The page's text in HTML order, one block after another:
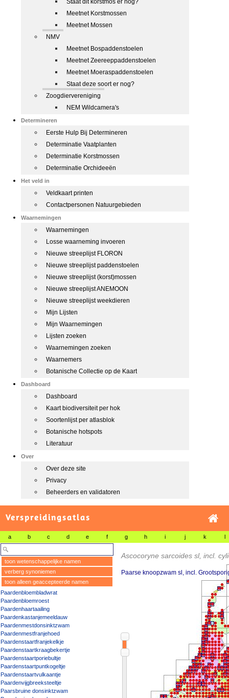
Staat dit korstmos er nog?
Meetnet Korstmossen
Meetnet Mossen
NMV
Meetnet Bospaddenstoelen
Meetnet Zeereeppaddenstoelen
Meetnet Moeraspaddenstoelen
Staat deze soort er nog?
Zoogdiervereniging
NEM Wildcamera's
Determineren
Eerste Hulp Bij Determineren
Determinatie Vaatplanten
Determinatie Korstmossen
Determinatie Orchideeën
Het veld in
Veldkaart printen
Contactpersonen Natuurgebieden
Waarnemingen
Waarnemingen
Losse waarneming invoeren
Nieuwe streeplijst FLORON
Nieuwe streeplijst paddenstoelen
Nieuwe streeplijst (korst)mossen
Nieuwe streeplijst ANEMOON
Nieuwe streeplijst weekdieren
Mijn Lijsten
Mijn Waarnemingen
Lijsten zoeken
Waarnemingen zoeken
Waarnemers
Botanische Collectie op de Kaart
Dashboard
Dashboard
Kaart biodiversiteit per hok
Soortenlijst per atlasblok
Botanische hotspots
Literatuur
Over
Over deze site
Privacy
Beheerders en validatoren
Verspreidingsatlas
a b c d e f g h i j k l
toon wetenschappelijke namen
verberg synoniemen
toon alleen geaccepteerde namen
Paardenbloembladwrat
Paardenbloemroest
Paardenhaartaailing
Paardenkastanjemeeldauw
Paardenmestdonsinktzwam
Paardenmestfranjehoed
Paardenstaartfranjekelkje
Paardenstaartkraagbekertje
Paardenstaartporiebultje
Paardenstaartpuntkogeltje
Paardenstaartvulkaantje
Paardenvijgbreeksteeltje
Paarsbruine donsinktzwam
Ascocoryne sarcoides sl, incl.
Paarse knoopzwam sl, incl.